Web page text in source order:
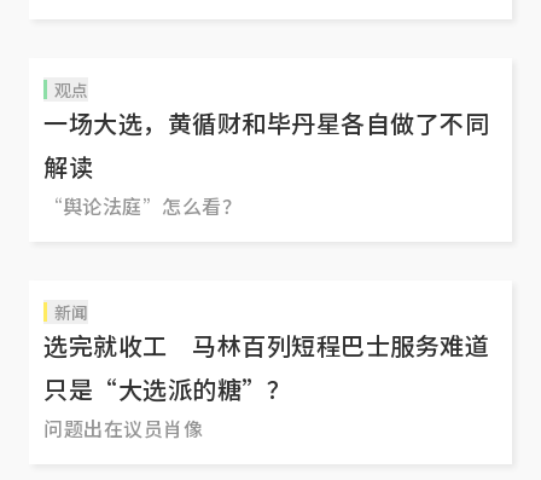
观点
一场大选，黄循财和毕丹星各自做了不同
解读
“舆论法庭”怎么看？
新闻
选完就收工 马林百列短程巴士服务难道
只是“大选派的糖”？
问题出在议员肖像